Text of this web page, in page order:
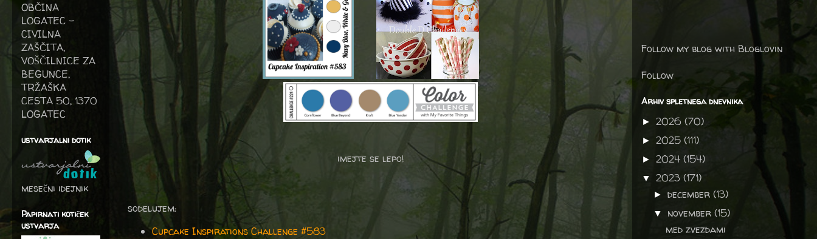
imejte se lepo!
sodelujem:
Cupcake Inspirations Challenge #583
OBČINA
LOGATEC -
CIVILNA
ZAŠČITA,
VOŠČILNICE ZA
BEGUNCE,
TRŽAŠKA
CESTA 50, 1370
LOGATEC
ustvarjalni dotik
mesečni idejnik
Papirnati kotiček
ustvarja
Follow my blog with Bloglovin
Follow
Arhiv spletnega dnevnika
► 2026 (70)
► 2025 (111)
► 2024 (154)
▼ 2023 (171)
►december(13)
▼ november(15)
med zvezdami